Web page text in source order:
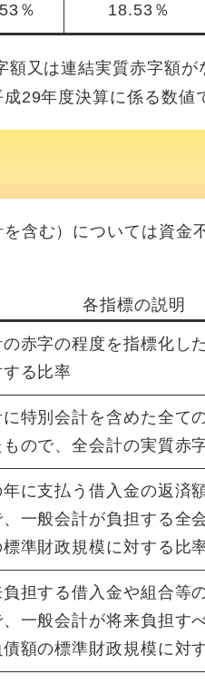
％ 18.53％
又は連結実質赤字額が
29年度決算に係る数値
含む）については資金
各指標の説明
赤字の程度を指標化し
る比率
特別会計を含めた全て
ので、全会計の実質赤
に支払う借入金の返済
一般会計が負担する全
準財政規模に対する比
担する借入金や組合等
一般会計が将来負担す
額の標準財政規模に対